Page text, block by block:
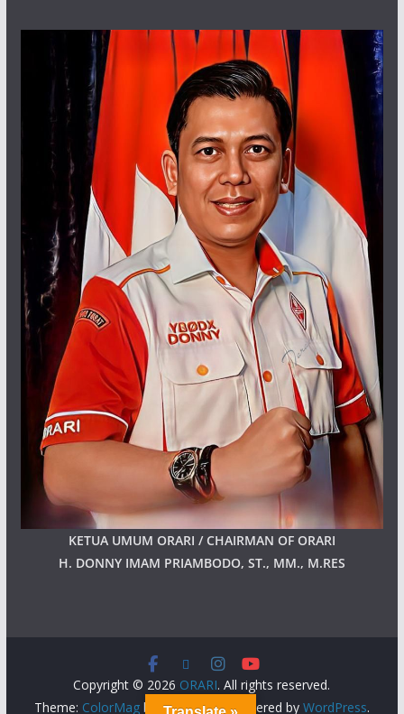
KETUA UMUM ORARI / CHAIRMAN OF ORARI
H. DONNY IMAM PRIAMBODO, ST., MM., M.RES
Copyright © 2026 ORARI. All rights reserved.
Theme: ColorMagby ThemeGrill. Powered by WordPress.